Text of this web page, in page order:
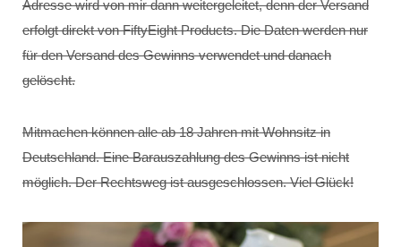
Adresse wird von mir dann weitergeleitet, denn der Versand
erfolgt direkt von FiftyEight Products. Die Daten werden nur
für den Versand des Gewinns verwendet und danach
gelöscht.
Mitmachen können alle ab 18 Jahren mit Wohnsitz in
Deutschland. Eine Barauszahlung des Gewinns ist nicht
möglich. Der Rechtsweg ist ausgeschlossen. Viel Glück!